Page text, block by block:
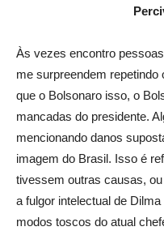
Às vezes encontro
me surpreendem repetindo
que o Bolsonaro isso, o
mancadas do presidente.
mencionando danos
imagem do Brasil. Isso é
tivessem outras causas,
a fulgor intelectual de
modos toscos do atual